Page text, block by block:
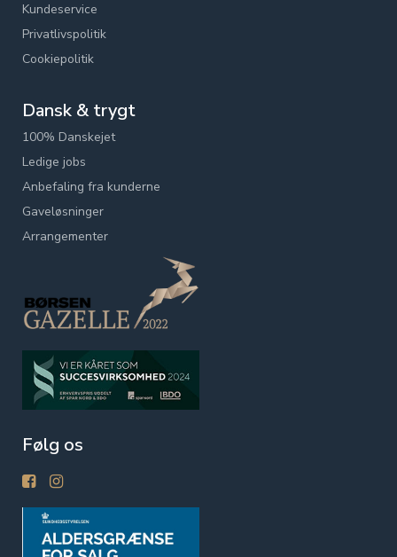
Kundeservice
Privatlivspolitik
Cookiepolitik
Dansk & trygt
100% Danskejet
Ledige jobs
Anbefaling fra kunderne
Gaveløsninger
Arrangementer
Følg os